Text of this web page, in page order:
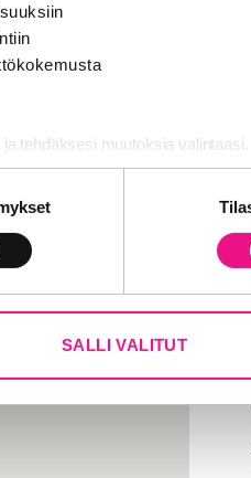
tehdäksesi muutoksia valintaasi.
alan kumppaneillemme
SALLI VALITUT
radiota netissä
Kuuntele mistä vain